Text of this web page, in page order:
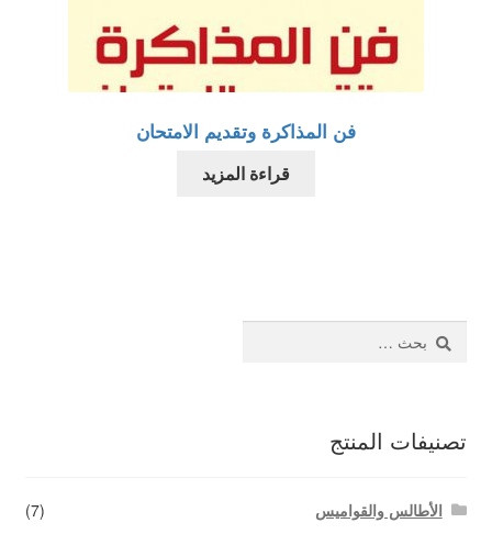
فن المذاكرة وتقديم الامتحان
قراءة المزيد
البحث
عن:
تصنيفات المنتج
الأطالس والقواميس
(7)